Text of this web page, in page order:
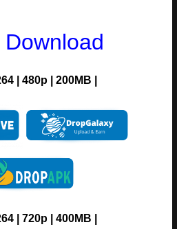
| 480p | 200MB |
| 720p | 400MB |